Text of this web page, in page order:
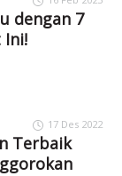
dengan 7
Ini!
17 Des 2022
Terbaik